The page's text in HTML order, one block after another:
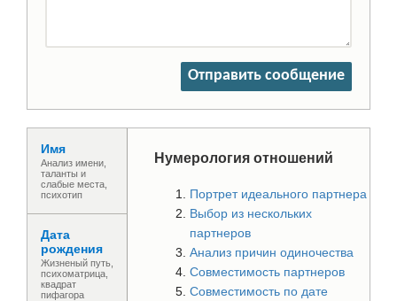
Отправить сообщение
Имя
Анализ имени,
таланты и
слабые места,
психотип
Дата
рождения
Жизненый путь,
психоматрица,
квадрат
пифагора
Нумерология отношений
Портрет идеального партнера
Выбор из нескольких
партнеров
Анализ причин одиночества
Совместимость партнеров
Совместимость по дате